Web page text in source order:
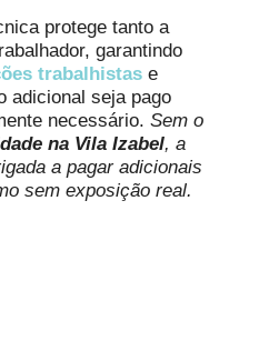
protege tanto a
garantindo
trabalhistas e
adicional seja pago
necessário. Sem o
na Vila Izabel, a
a pagar adicionais
sem exposição real.